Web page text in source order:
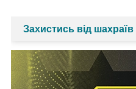
Захистись від шахраїв